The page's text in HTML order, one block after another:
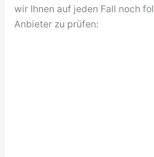
wir Ihnen auf jeden Fall noch
Anbieter zu prüfen: